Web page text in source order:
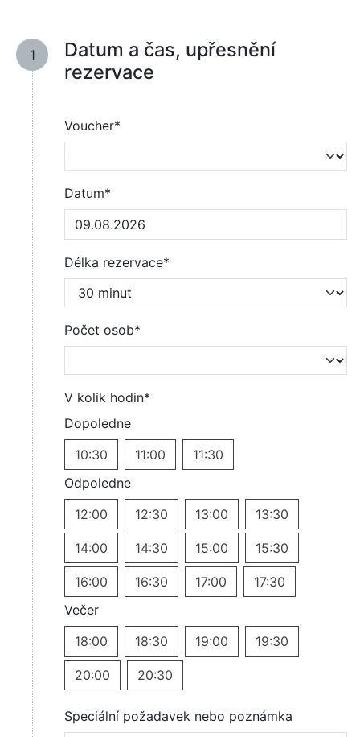
1
Datum a čas, upřesnění
rezervace
Voucher*
Datum*
Délka rezervace*
Počet osob*
V kolik hodin*
Dopoledne
10:30
11:00
11:30
Odpoledne
12:00
12:30 13:00 13:30
14:00 14:30 15:00 15:30
16:00 16:30 17:00
17:30
Večer
18:00
18:30 19:00 19:30
20:00 20:30
Speciální požadavek nebo poznámka